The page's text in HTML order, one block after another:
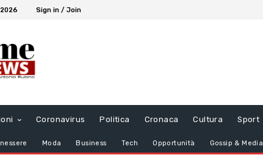
Sign in / Join
Coronavirus Politica Cronaca Cultura Sport
Moda Business Tech Opportunità Gossip & Media